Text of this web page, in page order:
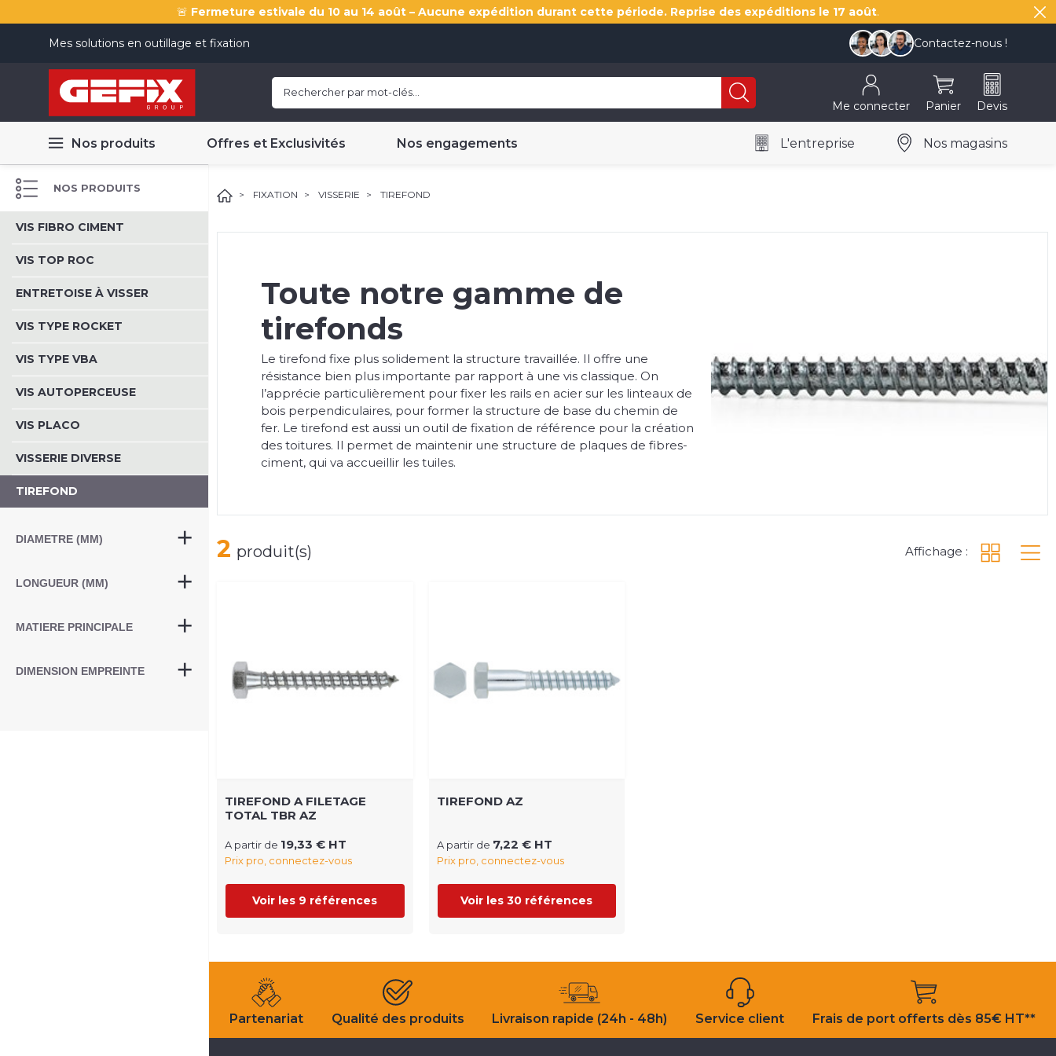
🚨 Fermeture estivale du 10 au 14 août – Aucune expédition durant cette période. Reprise des expéditions le 17 août.
Mes solutions en outillage et fixation Contactez-nous !
Me connecter Panier Devis
Nos produits Offres et Exclusivités Nos engagements L'entreprise Nos magasins
NOS PRODUITS
VIS FIBRO CIMENT
VIS TOP ROC
ENTRETOISE À VISSER
VIS TYPE ROCKET
VIS TYPE VBA
VIS AUTOPERCEUSE
VIS PLACO
VISSERIE DIVERSE
TIREFOND
DIAMETRE (MM)
LONGUEUR (MM)
MATIERE PRINCIPALE
DIMENSION EMPREINTE
FIXATION VISSERIE TIREFOND
Toute notre gamme de
tirefonds
Le tirefond fixe plus solidement la structure travaillée. Il offre une
résistance bien plus importante par rapport à une vis classique. On
l’apprécie particulièrement pour fixer les rails en acier sur les linteaux de
bois perpendiculaires, pour former la structure de base du chemin de
fer. Le tirefond est aussi un outil de fixation de référence pour la création
des toitures. Il permet de maintenir une structure de plaques de fibres-
ciment, qui va accueillir les tuiles.
2 produit(s) Affichage :
TIREFOND A FILETAGE
TOTAL TBR AZ
A partir de 19,33 € HT
Prix pro, connectez-vous
Voir les 9 références
TIREFOND AZ
A partir de 7,22 € HT
Prix pro, connectez-vous
Voir les 30 références
Partenariat Qualité des produits Livraison rapide (24h - 48h) Service client Frais de port offerts dès 85€ HT**